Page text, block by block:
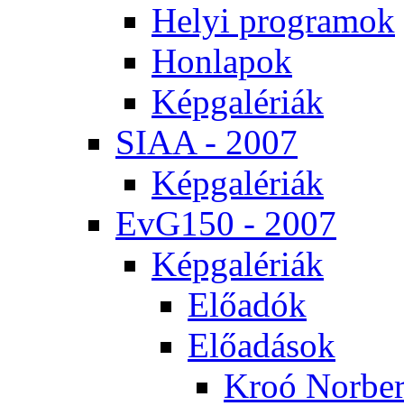
He­lyi prog­ra­mok
Hon­la­pok
Kép­ga­lé­ri­ák
SI­AA - 2007
Kép­ga­lé­ri­ák
EvG150 - 2007
Kép­ga­lé­ri­ák
Elő­adók
Elő­adá­sok
Kroó